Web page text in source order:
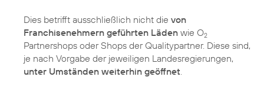
Dies betrifft ausschließlich nicht die von
Franchisenehmern geführten Läden wie O2
Partnershops oder Shops der Qualitypartner. Diese sind,
je nach Vorgabe der jeweiligen Landes­regierungen,
unter Umständen weiterhin geöffnet